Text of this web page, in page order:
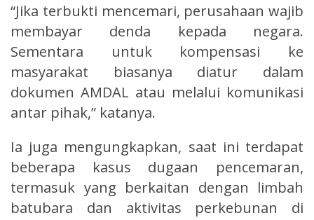
“Jika terbukti mencemari, perusahaan wajib
membayar denda kepada negara.
Sementara untuk kompensasi ke
masyarakat biasanya diatur dalam
dokumen AMDAL atau melalui komunikasi
antar pihak,” katanya.
Ia juga mengungkapkan, saat ini terdapat
beberapa kasus dugaan pencemaran,
termasuk yang berkaitan dengan limbah
batubara dan aktivitas perkebunan di